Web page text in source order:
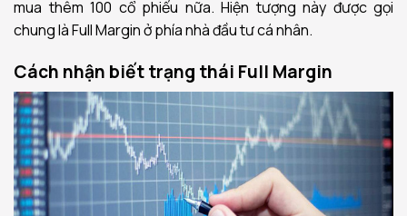
mua thêm 100 cổ phiếu nữa. Hiện tượng này được gọi
chung là Full Margin ở phía nhà đầu tư cá nhân.
Cách nhận biết trạng thái Full Margin